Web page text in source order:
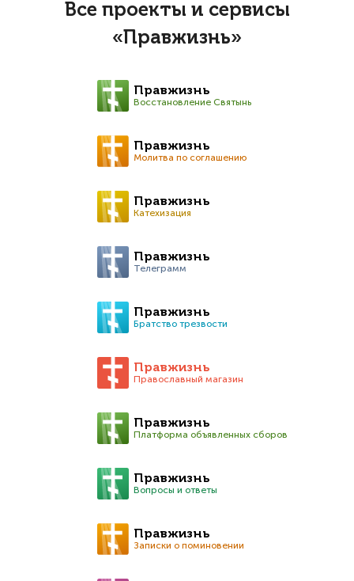
Все проекты и сервисы
«Правжизнь»
Правжизнь
Восстановление Святынь
Правжизнь
Молитва по соглашению
Правжизнь
Катехизация
Правжизнь
Телеграмм
Правжизнь
Братство трезвости
Правжизнь
Православный магазин
Правжизнь
Платформа объявленных сборов
Правжизнь
Вопросы и ответы
Правжизнь
Записки о поминовении